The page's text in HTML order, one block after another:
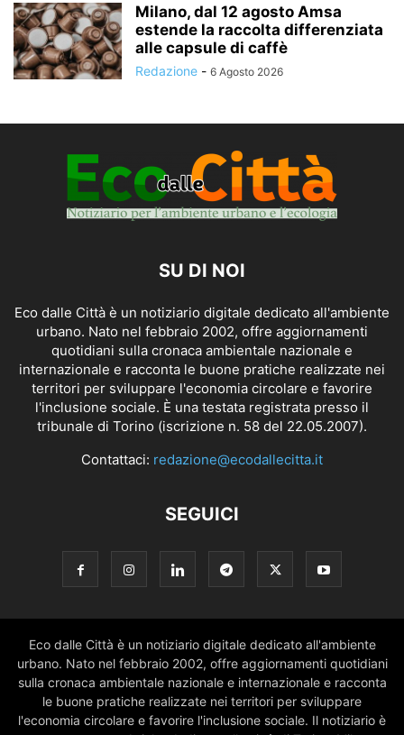
Milano, dal 12 agosto Amsa
estende la raccolta differenziata
alle capsule di caffè
Redazione - 6 Agosto 2026
SU DI NOI
Eco dalle Città è un notiziario digitale dedicato all'ambiente
urbano. Nato nel febbraio 2002, offre aggiornamenti
quotidiani sulla cronaca ambientale nazionale e
internazionale e racconta le buone pratiche realizzate nei
territori per sviluppare l'economia circolare e favorire
l'inclusione sociale. È una testata registrata presso il
tribunale di Torino (iscrizione n. 58 del 22.05.2007).
Contattaci: redazione@ecodallecitta.it
SEGUICI
Eco dalle Città è un notiziario digitale dedicato all'ambiente
urbano. Nato nel febbraio 2002, offre aggiornamenti quotidiani
sulla cronaca ambientale nazionale e internazionale e racconta
le buone pratiche realizzate nei territori per sviluppare
l'economia circolare e favorire l'inclusione sociale. Il notiziario è